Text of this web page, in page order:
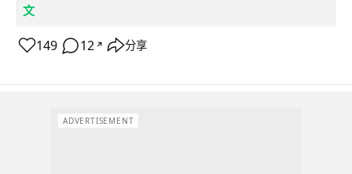
文
149 12 ↗ 分享
ADVERTISEMENT